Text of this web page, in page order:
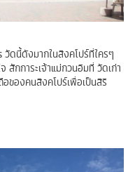
ดนี้ดังมากในสิงคโปร์ที่ใครๆ
สักการะเจ้าแม่กวนอิมที่ วัดเก่า
ของคนสิงคโปร์เพื่อเป็นสิริ